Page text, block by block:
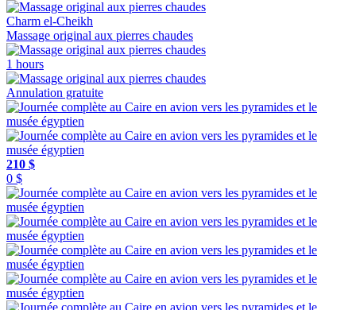
Charm el-Cheikh
Massage original aux pierres chaudes
1 hours
Annulation gratuite
210 $
0 $